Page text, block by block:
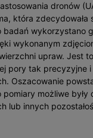
dronów
która
wykorzystano
wykonanym
upraw. Jest
pory tak precyzyjne i
Oszacowanie
możliwe
lub innych